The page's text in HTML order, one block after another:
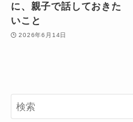
に、親子で話しておきた
いこと
2026年6月14日